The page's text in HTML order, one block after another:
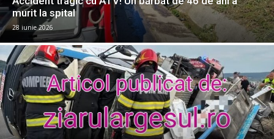
murit la spital
28 iunie 2026